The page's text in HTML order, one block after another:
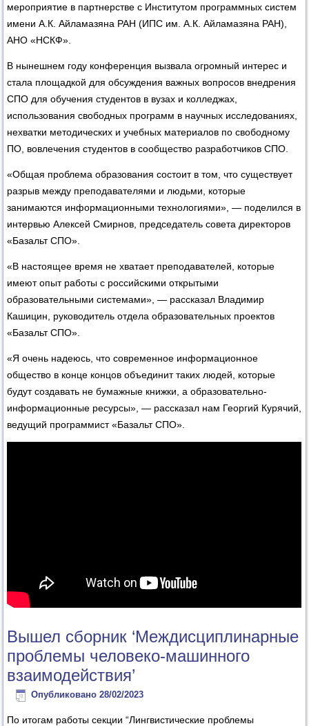
мероприятие в партнерстве с Институтом программных систем
имени А.К. Айламазяна РАН (ИПС им. А.К. Айламазяна РАН),
АНО «НСКФ».
В нынешнем году конференция вызвала огромный интерес и
стала площадкой для обсуждения важных вопросов внедрения
СПО для обучения студентов в вузах и колледжах,
использования свободных программ в научных исследованиях,
нехватки методических и учебных материалов по свободному
ПО, вовлечения студентов в сообщество разработчиков СПО.
«Общая проблема образования состоит в том, что существует
разрыв между преподавателями и людьми, которые
занимаются информационными технологиями», — поделился в
интервью Алексей Смирнов, председатель совета директоров
«Базальт СПО».
«В настоящее время не хватает преподавателей, которые
имеют опыт работы с российскими открытыми
образовательными системами», — рассказал Владимир
Кашицин, руководитель отдела образовательных проектов
«Базальт СПО».
«Я очень надеюсь, что современное информационное
общество в конце концов объединит таких людей, которые
будут создавать не бумажные книжки, а образовательно-
информационные ресурсы», — рассказал нам Георгий Курячий,
ведущий программист «Базальт СПО».
Вышел сборник ‘Междисциплинарные
проблемы человеко-машинного
взаимодействия’
Опубликовано 28/02/2023
По итогам работы секции “Лингвистические проблемы